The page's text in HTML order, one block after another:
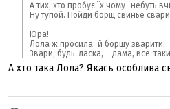
А тих, хто пробує їх чому- небуть
Ну тупой. Пойди борщ свинье
===========
Юра!
Лола ж просила їй борщу зварити.
Звари, будь-ласка, – дама, все-
А хто така Лола? Якась особлива